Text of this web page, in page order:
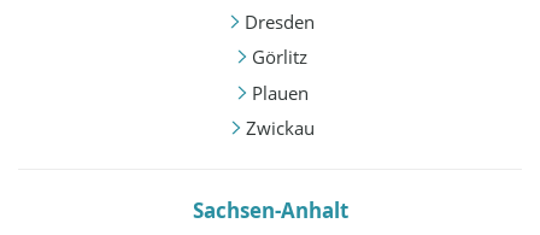
Dresden
Görlitz
Plauen
Zwickau
Sachsen-Anhalt